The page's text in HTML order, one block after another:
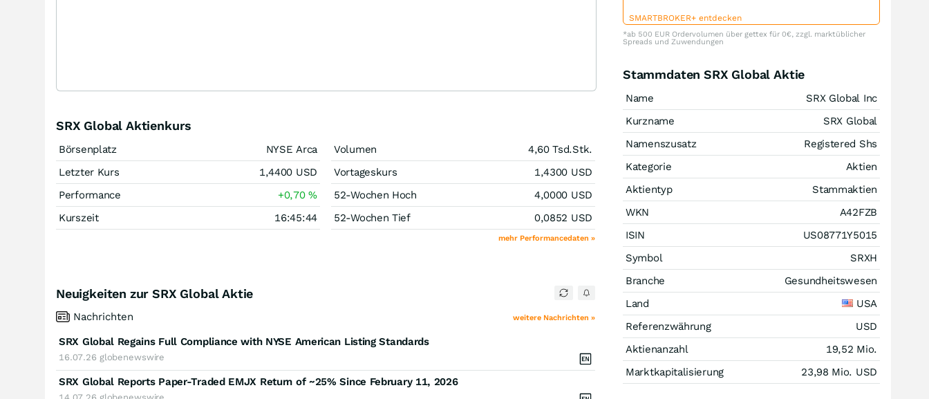
SRX Global Aktienkurs
Börsenplatz
NYSE Arca
Letzter Kurs
1,4400 USD
Performance
+0,70%
Kurszeit
16:45:44
Volumen 4,60 Tsd.Stk.
Vortageskurs
1,4300 USD
52-Wochen Hoch
4,0000 USD
52-Wochen Tief
0,0852 USD
mehr Performancedaten »
Neuigkeiten zur SRX Global Aktie
Nachrichten weitere Nachrichten »
SRX Global Regains Full Compliance with NYSE American Listing Standards
16.07.26 globenewswire
SRX Global Reports Paper-Traded EMJX Return of ~25% Since February 11, 2026
SMARTBROKER+ entdecken
*ab 500 EUR Ordervolumen über gettex für 0€, zzgl. marktüblicher
Spreads und Zuwendungen
Stammdaten SRX Global Aktie
Name
SRX Global Inc
Kurzname
SRX Global
Namenszusatz
Registered Shs
Kategorie
Aktien
Aktientyp
Stammaktien
WKN
A42FZB
ISIN
US08771Y5015
Symbol
SRXH
Branche
Gesundheitswesen
Land
USA
Referenzwährung
USD
Aktienanzahl
19,52 Mio.
Marktkapitalisierung
23,98 Mio. USD